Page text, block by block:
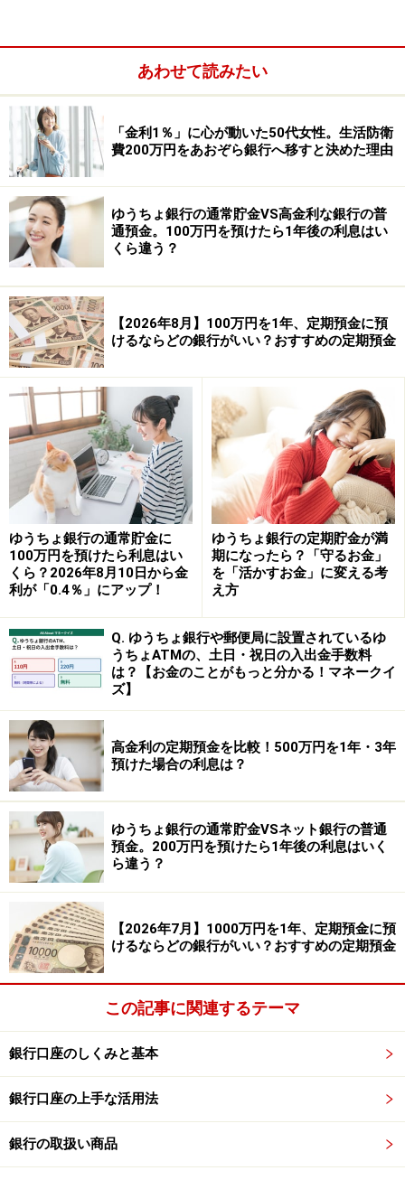
宝くじ付き定期預金は、一定の金額を定期預金として預
金することで、決められた枚数の宝くじをもらうことが
できます。預金保険制度の対象になりますので、預金者
1人当たり、1金融機関ごとに合算され、元本1000万円ま
でと破綻日までの利息等が保護されます。
宝くじ定期預金を取り扱っている銀行は、それほど多く
ありませんが、地方銀行のインターネット支店・信用金
庫などで取り扱っています。取引のない銀行の場合は、
インターネットで手続きできます。
また、宝くじ定期預金を預け入れる場合は、ある程度ま
要で、預入期間3年以上の場合がほとんどです。原則、
中途解約できませんし、中途解約をすると、預入期間が
6カ月未満の場合は普通預金金利に、6カ月以上の場期合
は、期間により約定利率×40％～90％となってしまいま
す。したがって、当面使う予定がないお金を宝くじ定期
預金を預け入れることが重要です。
2022年11月現在、主に次の銀行で、宝くじ付き定期預金
の取り扱いがあります。
【取扱銀行】
スルガ銀行ドリームダイレクト支店／ジャンボ宝く
じ付き定期預金
瀬戸信用金庫せとしんインターネット支店／宝くじ
付き定期預金「ゆめ紀行」
香川銀行セルフうどん支店／宝くじトッピング定期
預金
大阪シティ信用金庫夢ふくらむ支店／宝くじつき定
あわせて読みたい
「金利1％」に心が動いた50代女性。生活防衛
費200万円をあおぞら銀行へ移すと決めた理由
ゆうちょ銀行の通常貯金VS高金利な銀行の普
通預金。100万円を預けたら1年後の利息はい
くら違う？
【2026年8月】100万円を1年、定期預金に預
けるならどの銀行がいい？おすすめの定期預金
ゆうちょ銀行の通常貯金に
100万円を預けたら利息はい
くら？2026年8月10日から金
利が「0.4％」にアップ！
ゆうちょ銀行の定期貯金が満
期になったら？「守るお金」
を「活かすお金」に変える考
え方
Q. ゆうちょ銀行や郵便局に設置されているゆ
うちょATMの、土日・祝日の入出金手数料
は？【お金のことがもっと分かる！マネークイ
ズ】
高金利の定期預金を比較！500万円を1年・3年
預けた場合の利息は？
ゆうちょ銀行の通常貯金VSネット銀行の普通
預金。200万円を預けたら1年後の利息はいく
ら違う？
【2026年7月】1000万円を1年、定期預金に預
けるならどの銀行がいい？おすすめの定期預金
この記事に関連するテーマ
銀行口座のしくみと基本
銀行口座の上手な活用法
銀行の取扱い商品